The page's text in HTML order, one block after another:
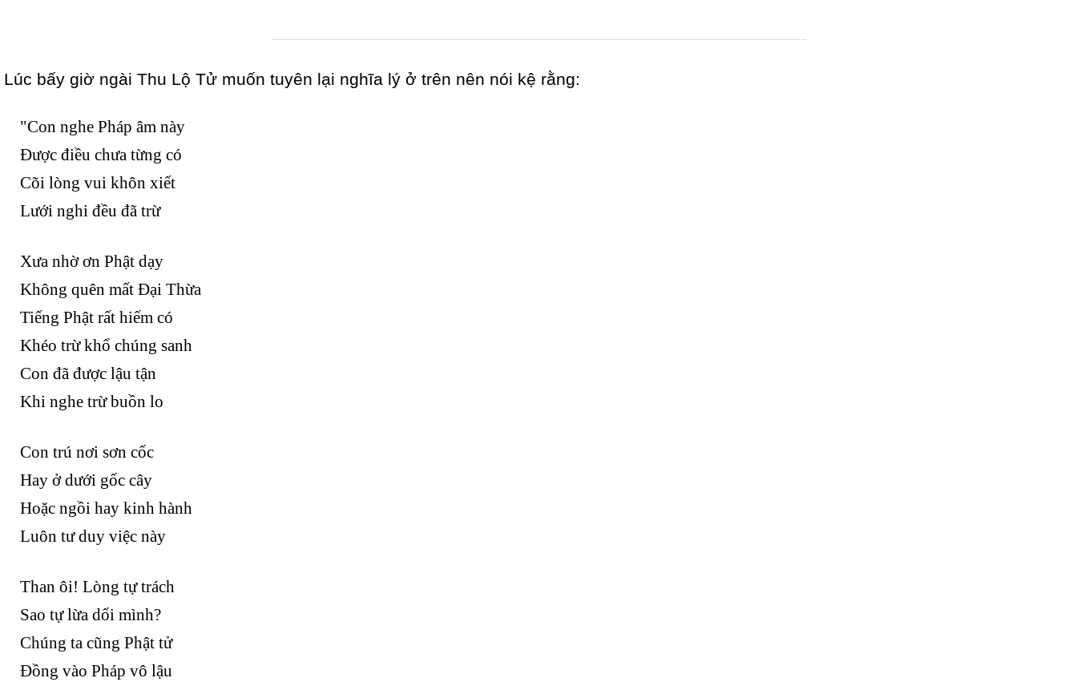
Lúc bấy giờ ngài Thu Lộ Tử muốn tuyên lại nghĩa lý ở trên nên nói kệ rằng:
"Con nghe Pháp âm này
Được điều chưa từng có
Cõi lòng vui khôn xiết
Lưới nghi đều đã trừ
Xưa nhờ ơn Phật dạy
Không quên mất Đại Thừa
Tiếng Phật rất hiếm có
Khéo trừ khổ chúng sanh
Con đã được lậu tận
Khi nghe trừ buồn lo
Con trú nơi sơn cốc
Hay ở dưới gốc cây
Hoặc ngồi hay kinh hành
Luôn tư duy việc này
Than ôi! Lòng tự trách
Sao tự lừa dối mình?
Chúng ta cũng Phật tử
Đồng vào Pháp vô lậu